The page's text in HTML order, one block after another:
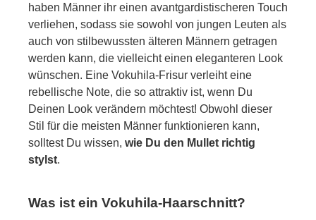
haben Männer ihr einen avantgardistischeren Touch
verliehen, sodass sie sowohl von jungen Leuten als
auch von stilbewussten älteren Männern getragen
werden kann, die vielleicht einen eleganteren Look
wünschen. Eine Vokuhila-Frisur verleiht eine
rebellische Note, die so attraktiv ist, wenn Du
Deinen Look verändern möchtest! Obwohl dieser
Stil für die meisten Männer funktionieren kann,
solltest Du wissen, wie Du den Mullet richtig
stylst.
Was ist ein Vokuhila-Haarschnitt?